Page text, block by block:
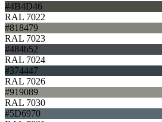
#4B4D46
RAL 7022
#818479
RAL 7023
#484b52
RAL 7024
#374447
RAL 7026
#919089
RAL 7030
#5D6970